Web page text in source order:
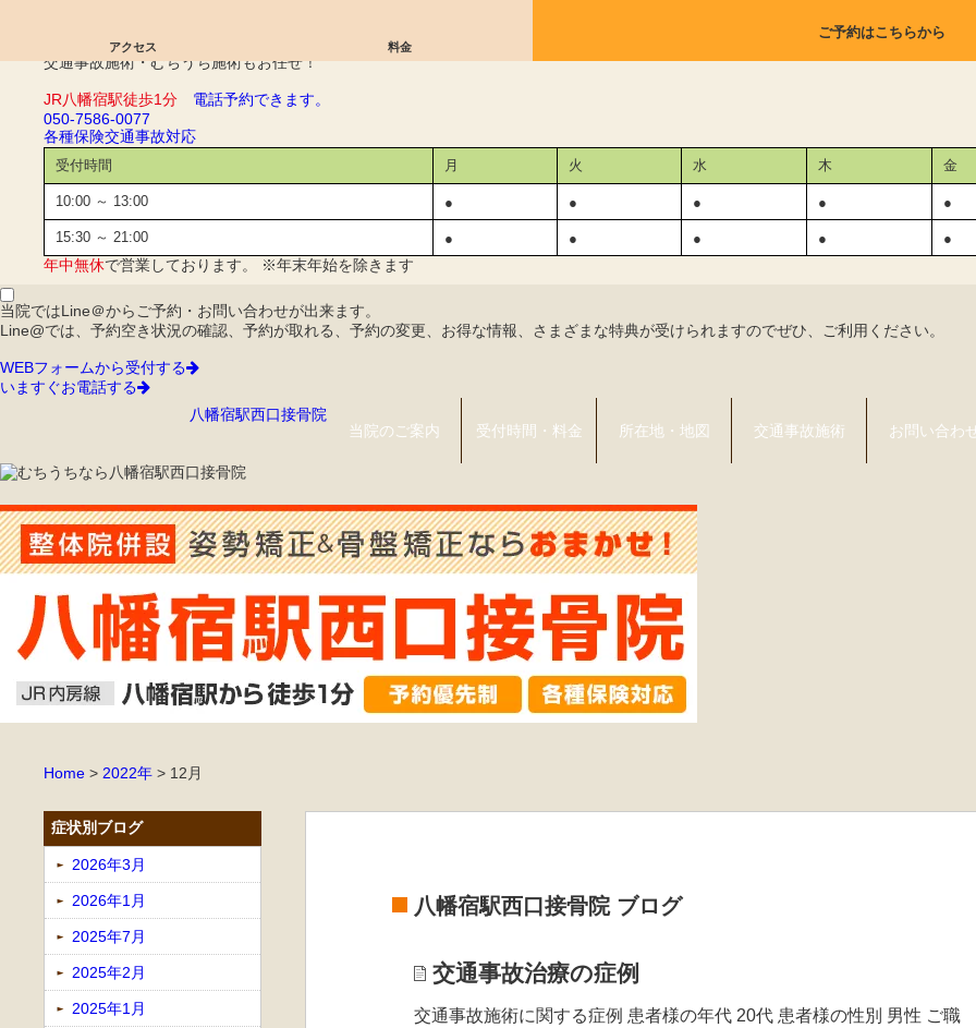
子供整体｜八幡宿駅西口接骨院
交通事故施術・むちうち施術もお任せ！
JR八幡宿駅徒歩1分 電話予約できます。
050-7586-0077
各種保険交通事故対応
受付時間 月 火 水 木 金
10:00 ～ 13:00 ● ● ● ● ●
15:30 ～ 21:00 ● ● ● ● ●
年中無休で営業しております。 ※年末年始を除きます
アクセス 料金
ご予約はこちらから
当院ではLine＠からご予約・お問い合わせが出来ます。
Line@では、予約空き状況の確認、予約が取れる、予約の変更、お得な情報、さまざまな特典が受けられますのでぜひ、ご利用ください。
WEBフォームから受付する
いますぐお電話する
八幡宿駅西口接骨院
当院のご案内
受付時間・料金 所在地・地図 交通事故施術 お問い合わ
Home > 2022年 > 12月
八幡宿駅西口接骨院 ブログ
交通事故治療の症例
交通事故施術に関する症例 患者様の年代 20代 患者様の性別 男性 ご職
症状別ブログ
2026年3月
2026年1月
2025年7月
2025年2月
2025年1月